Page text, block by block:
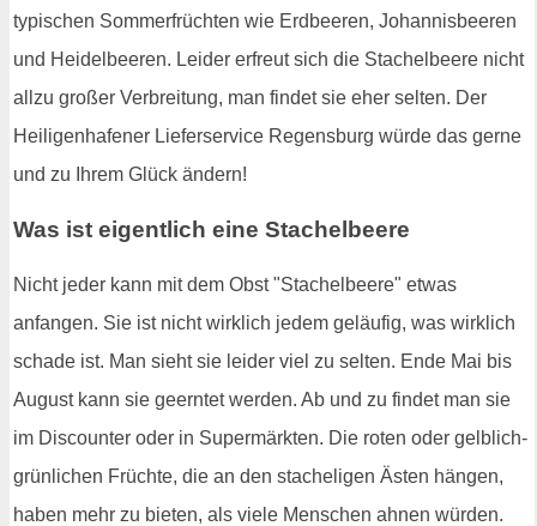
typischen Sommerfrüchten wie Erdbeeren, Johannisbeeren
und Heidelbeeren. Leider erfreut sich die Stachelbeere nicht
allzu großer Verbreitung, man findet sie eher selten. Der
Heiligenhafener Lieferservice Regensburg würde das gerne
und zu Ihrem Glück ändern!
Was ist eigentlich eine Stachelbeere
Nicht jeder kann mit dem Obst "Stachelbeere" etwas
anfangen. Sie ist nicht wirklich jedem geläufig, was wirklich
schade ist. Man sieht sie leider viel zu selten. Ende Mai bis
August kann sie geerntet werden. Ab und zu findet man sie
im Discounter oder in Supermärkten. Die roten oder gelblich-
grünlichen Früchte, die an den stacheligen Ästen hängen,
haben mehr zu bieten, als viele Menschen ahnen würden.